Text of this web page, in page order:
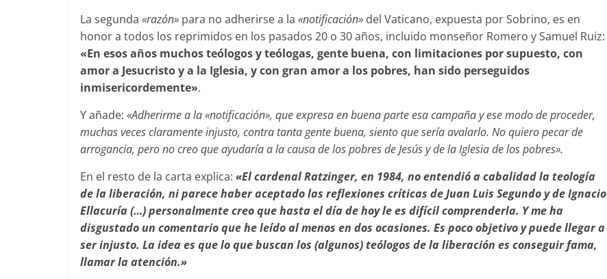
La segunda «razón» para no adherirse a la «notificación» del Vaticano, expuesta por Sobrino, es en
honor a todos los reprimidos en los pasados 20 o 30 años, incluido monseñor Romero y Samuel Ruiz:
«En esos años muchos teólogos y teólogas, gente buena, con limitaciones por supuesto, con
amor a Jesucristo y a la Iglesia, y con gran amor a los pobres, han sido perseguidos
inmisericordemente».
Y añade: «Adherirme a la «notificación», que expresa en buena parte esa campaña y ese modo de proceder,
muchas veces claramente injusto, contra tanta gente buena, siento que sería avalarlo. No quiero pecar de
arrogancia, pero no creo que ayudaría a la causa de los pobres de Jesús y de la Iglesia de los pobres».
En el resto de la carta explica: «El cardenal Ratzinger, en 1984, no entendió a cabalidad la teología
de la liberación, ni parece haber aceptado las reflexiones críticas de Juan Luis Segundo y de Ignacio
Ellacuría (…) personalmente creo que hasta el día de hoy le es difícil comprenderla. Y me ha
disgustado un comentario que he leído al menos en dos ocasiones. Es poco objetivo y puede llegar a
ser injusto. La idea es que lo que buscan los (algunos) teólogos de la liberación es conseguir fama,
llamar la atención.»